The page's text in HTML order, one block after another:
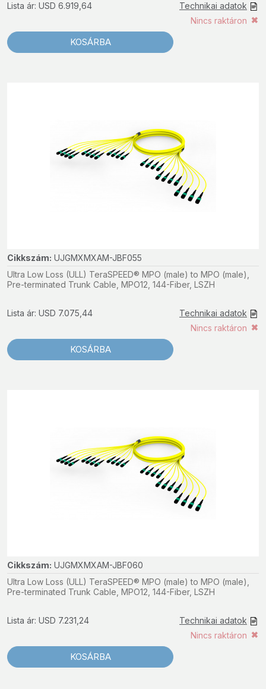
Technikai adatok
Lista ár: USD 6.919,64
Nincs raktáron
KOSÁRBA
Cikkszám: UJGMXMXAM-JBF055
Ultra Low Loss (ULL) TeraSPEED® MPO (male) to MPO (male),
Pre-terminated Trunk Cable, MPO12, 144-Fiber, LSZH
Technikai adatok
Lista ár: USD 7.075,44
Nincs raktáron
KOSÁRBA
Cikkszám: UJGMXMXAM-JBF060
Ultra Low Loss (ULL) TeraSPEED® MPO (male) to MPO (male),
Pre-terminated Trunk Cable, MPO12, 144-Fiber, LSZH
Technikai adatok
Lista ár: USD 7.231,24
Nincs raktáron
KOSÁRBA